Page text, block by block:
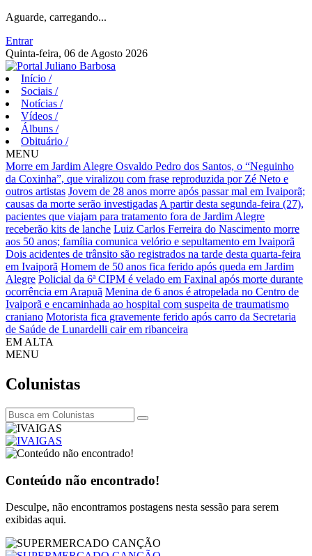
Aguarde, carregando...
Entrar
Quinta-feira, 06 de Agosto 2026
Início /
Sociais /
Notícias /
Vídeos /
Álbuns /
Obituário /
MENU
Morre em Jardim Alegre Osvaldo Pedro dos Santos, o “Neguinho
da Coxinha”, que viralizou com frase reproduzida por Zé Neto e
outros artistas Jovem de 28 anos morre após passar mal em Ivaiporã;
causas da morte serão investigadas A partir desta segunda-feira (27),
pacientes que viajam para tratamento fora de Jardim Alegre
receberão kits de lanche Luiz Carlos Ferreira do Nascimento morre
aos 50 anos; família comunica velório e sepultamento em Ivaiporã
Dois acidentes de trânsito são registrados na tarde desta quarta-feira
em Ivaiporã Homem de 50 anos fica ferido após queda em Jardim
Alegre Policial da 6ª CIPM é velado em Faxinal após morte durante
ocorrência em Arapuã Menina de 6 anos é atropelada no Centro de
Ivaiporã e encaminhada ao hospital com suspeita de traumatismo
craniano Motorista fica gravemente ferido após carro da Secretaria
de Saúde de Lunardelli cair em ribanceira
EM ALTA
MENU
Colunistas
Conteúdo não encontrado!
Desculpe, não encontramos postagens nesta sessão para serem
exibidas aqui.